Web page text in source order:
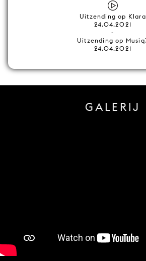
Uitzending op Klara
24.04.2021
-
Uitzending op
24.04.2021
GALERIJ